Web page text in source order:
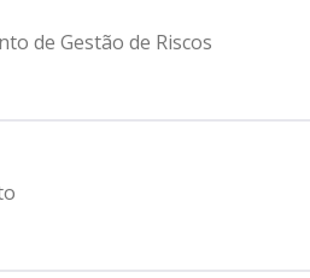
de Gestão de Riscos